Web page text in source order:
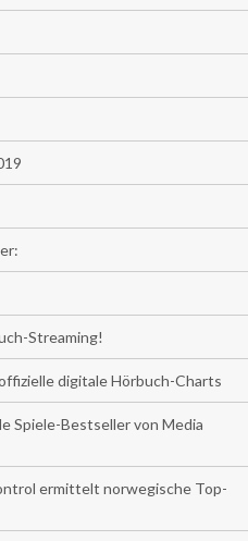
Streaming!
digitale Hörbuch-Charts
Spiele-Bestseller von Media
ermittelt norwegische Top-